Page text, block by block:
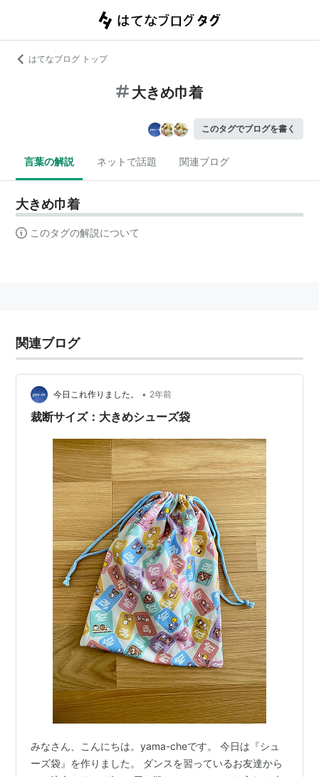
はてなブログ トップ
大きめ巾着
このタグでブログを書く
言葉の解説 ネットで話題 関連ブログ
大きめ巾着
このタグの解説について
関連ブログ
今日これ作りました。 • 2年前
裁断サイズ：大きめシューズ袋
みなさん、こんにちは。yama-cheです。 今日は『シュ
ーズ袋』を作りました。 ダンスを習っているお友達から